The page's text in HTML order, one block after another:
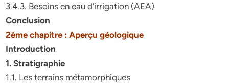
3.4.3. Besoins en eau d’irrigation (AEA)
Conclusion
2ème chapitre : Aperçu géologique
Introduction
1. Stratigraphie
1.1. Les terrains métamorphiques